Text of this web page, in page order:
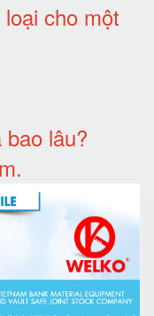
cho một
bao lâu?